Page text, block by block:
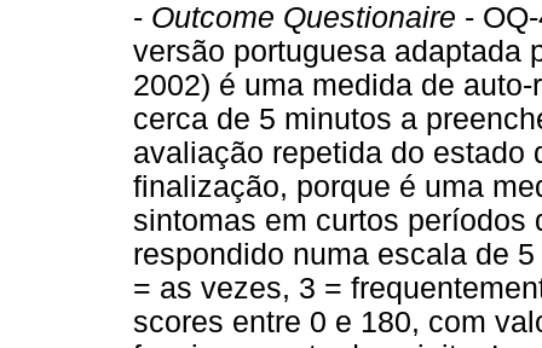
- Outcome Questionaire -
versão portuguesa adaptada
2002) é uma medida de
cerca de 5 minutos a
avaliação repetida do estado
finalização, porque é uma
sintomas em curtos períodos
respondido numa escala de
= as vezes, 3 =
scores entre 0 e 180, com